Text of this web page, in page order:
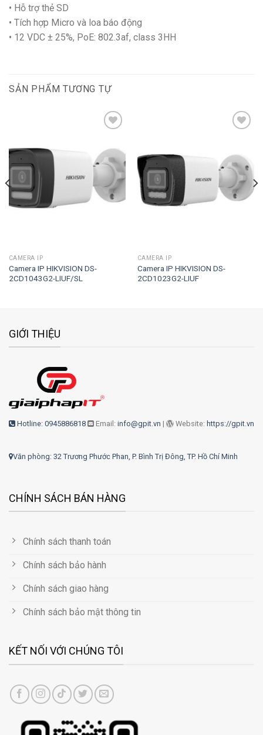
• Hỗ trợ thẻ SD
• Tích hợp Micro và loa báo động
• 12 VDC ± 25%, PoE: 802.3af, class 3HH
SẢN PHẨM TƯƠNG TỰ
Add to
wishlist
CAMERA IP
Camera IP HIKVISION DS-
2CD1043G2-LIUF/SL
Add to
wishlist
CAMERA IP
Camera IP HIKVISION DS-
2CD1023G2-LIUF
GIỚI THIỆU
Hotline: 0945886818 Email: info@gpit.vn | Website: https://gpit.vn
Văn phòng: 32 Trương Phước Phan, P. Bình Trị Đông, TP. Hồ Chí Minh
CHÍNH SÁCH BÁN HÀNG
Chính sách thanh toán
Chính sách bảo hành
Chính sách giao hàng
Chính sách bảo mật thông tin
KẾT NỐI VỚI CHÚNG TÔI